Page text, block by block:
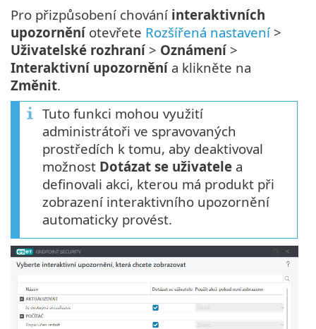
Pro přizpůsobení chování interaktivních
upozorněníotevřete Rozšířená nastavení >
Uživatelské rozhraní> Oznámení>
Interaktivní upozorněnía klikněte na
Změnit.
Tuto funkci mohou využití
administrátoři ve spravovaných
prostředích k tomu, aby deaktivoval
možnost Dotázat se uživatele a
definovali akci, kterou má produkt při
zobrazení interaktivního upozornění
automaticky provést.